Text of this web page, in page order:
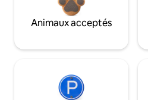
Animaux acceptés